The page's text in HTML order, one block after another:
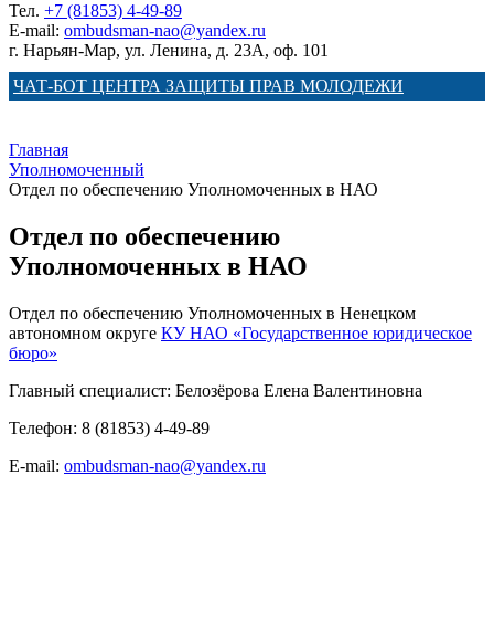
Тел. +7 (81853) 4-49-89
E-mail: ombudsman-nao@yandex.ru
г. Нарьян-Мар, ул. Ленина, д. 23А, оф. 101
ЧАТ-БОТ ЦЕНТРА ЗАЩИТЫ ПРАВ МОЛОДЕЖИ
Главная
Уполномоченный
Отдел по обеспечению Уполномоченных в НАО
Отдел по обеспечению
Уполномоченных в НАО
Отдел по обеспечению Уполномоченных в Ненецком
автономном округе КУ НАО «Государственное юридическое
бюро»
Главный специалист: Белозёрова Елена Валентиновна
Телефон: 8 (81853) 4-49-89
E-mail: ombudsman-nao@yandex.ru